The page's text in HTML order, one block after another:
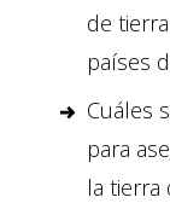
de
países
Cuáles
para
la tierra